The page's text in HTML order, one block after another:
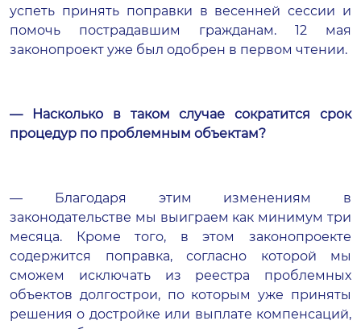
успеть принять поправки в весенней сессии и
помочь пострадавшим гражданам. 12 мая
законопроект уже был одобрен в первом чтении.
— Насколько в таком случае сократится срок
процедур по проблемным объектам?
— Благодаря этим изменениям в
законодательстве мы выиграем как минимум три
месяца. Кроме того, в этом законопроекте
содержится поправка, согласно которой мы
сможем исключать из реестра проблемных
объектов долгострои, по которым уже приняты
решения о достройке или выплате компенсаций,